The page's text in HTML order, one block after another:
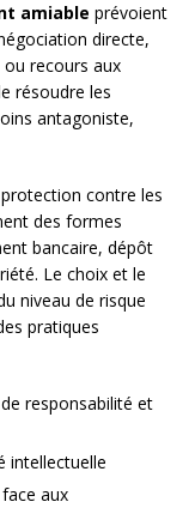
amiable prévoient
directe,
recours aux
résoudre les
antagoniste,
contre les
des formes
bancaire, dépôt
Le choix et le
niveau de risque
pratiques
responsabilité et
intellectuelle
aux